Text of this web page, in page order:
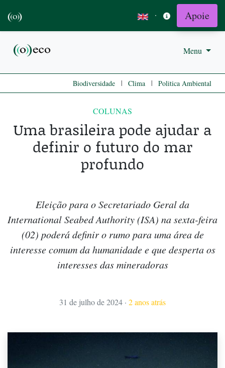
· Apoie
Menu
Biodiversidade | Clima | Politica Ambiental
COLUNAS
Uma brasileira pode ajudar a
definir o futuro do mar
profundo
Eleição para o Secretariado Geral da
International Seabed Authority (ISA) na sexta-feira
(02) poderá definir o rumo para uma área de
interesse comum da humanidade e que desperta os
interesses das mineradoras
31 de julho de 2024 · 2 anos atrás